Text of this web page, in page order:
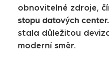
obnovitelné zdroje,
stopu datových center.
stala důležitou
moderní směr.